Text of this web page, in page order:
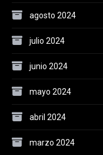
agosto 2024
julio 2024
junio 2024
mayo 2024
abril 2024
marzo 2024